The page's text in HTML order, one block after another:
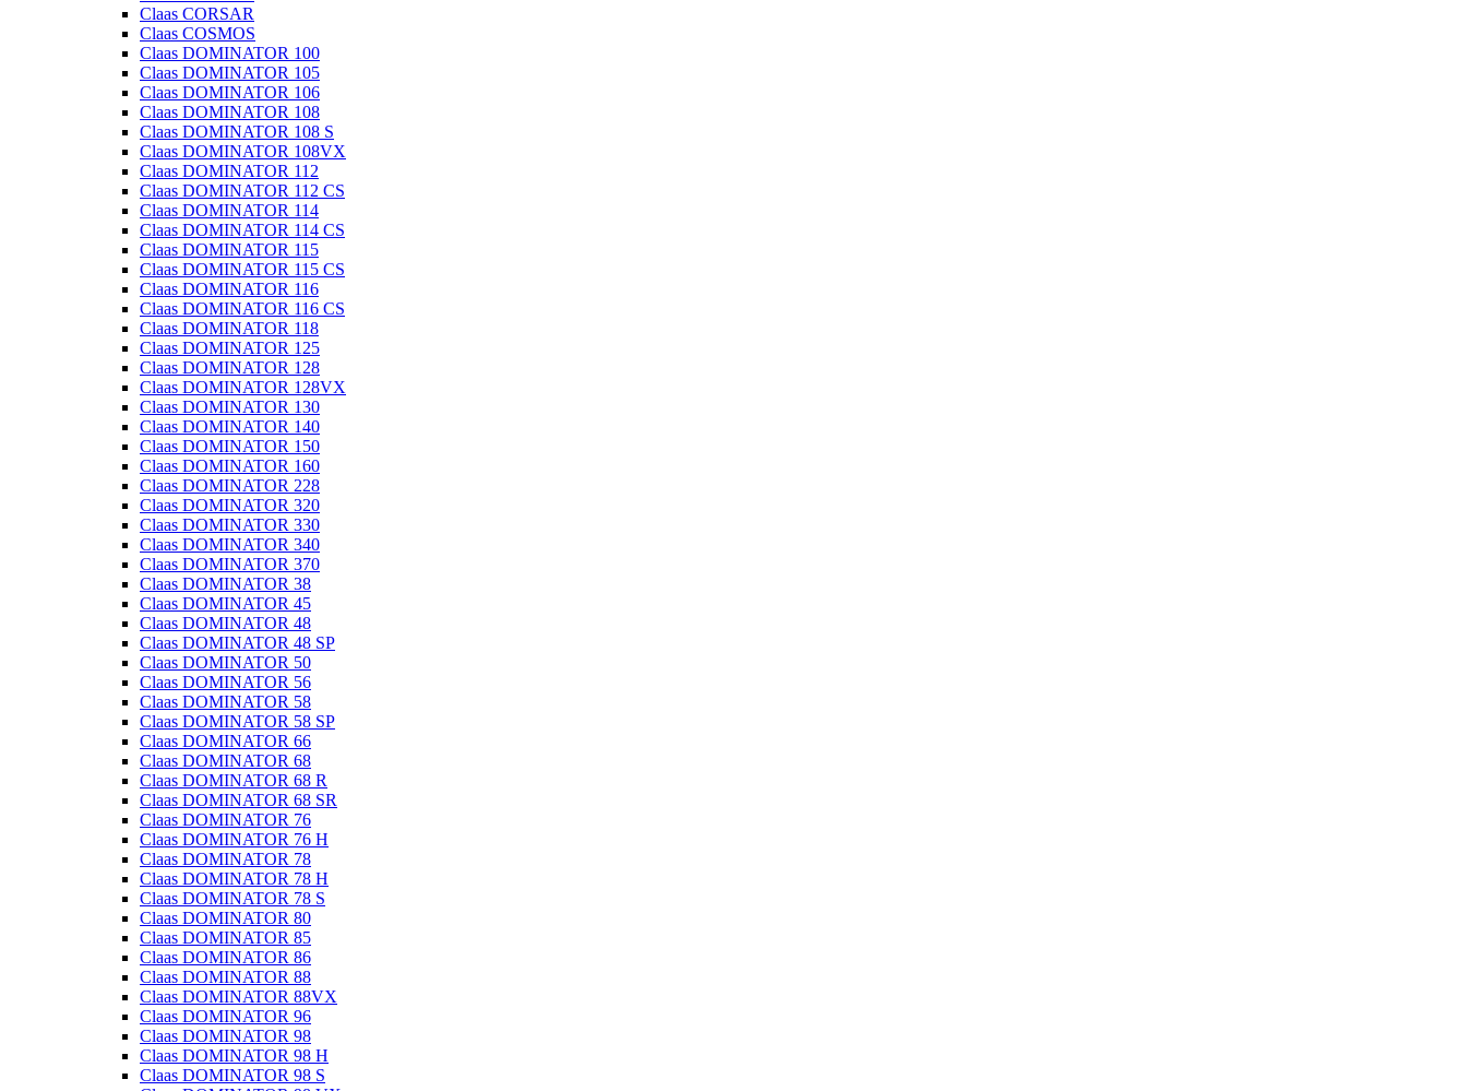
Claas CORSAR
Claas COSMOS
Claas DOMINATOR 100
Claas DOMINATOR 105
Claas DOMINATOR 106
Claas DOMINATOR 108
Claas DOMINATOR 108 S
Claas DOMINATOR 108VX
Claas DOMINATOR 112
Claas DOMINATOR 112 CS
Claas DOMINATOR 114
Claas DOMINATOR 114 CS
Claas DOMINATOR 115
Claas DOMINATOR 115 CS
Claas DOMINATOR 116
Claas DOMINATOR 116 CS
Claas DOMINATOR 118
Claas DOMINATOR 125
Claas DOMINATOR 128
Claas DOMINATOR 128VX
Claas DOMINATOR 130
Claas DOMINATOR 140
Claas DOMINATOR 150
Claas DOMINATOR 160
Claas DOMINATOR 228
Claas DOMINATOR 320
Claas DOMINATOR 330
Claas DOMINATOR 340
Claas DOMINATOR 370
Claas DOMINATOR 38
Claas DOMINATOR 45
Claas DOMINATOR 48
Claas DOMINATOR 48 SP
Claas DOMINATOR 50
Claas DOMINATOR 56
Claas DOMINATOR 58
Claas DOMINATOR 58 SP
Claas DOMINATOR 66
Claas DOMINATOR 68
Claas DOMINATOR 68 R
Claas DOMINATOR 68 SR
Claas DOMINATOR 76
Claas DOMINATOR 76 H
Claas DOMINATOR 78
Claas DOMINATOR 78 H
Claas DOMINATOR 78 S
Claas DOMINATOR 80
Claas DOMINATOR 85
Claas DOMINATOR 86
Claas DOMINATOR 88
Claas DOMINATOR 88VX
Claas DOMINATOR 96
Claas DOMINATOR 98
Claas DOMINATOR 98 H
Claas DOMINATOR 98 S